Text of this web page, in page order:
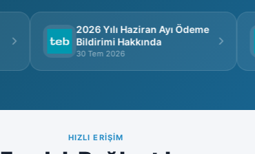
2026 Yılı Haziran Ayı Ödeme
Bildirimi Hakkında
30 Tem 2026
HIZLI ERIŞIM